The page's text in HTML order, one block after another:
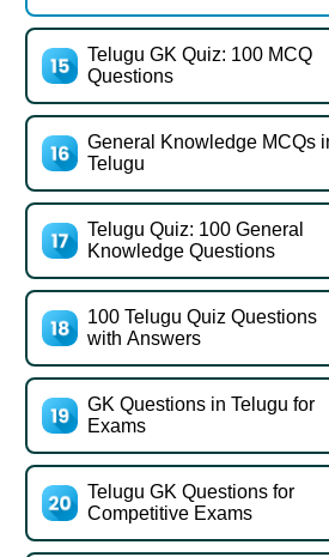
Telugu GK Quiz: 100 MCQ
Questions
General Knowledge MCQs
Telugu
Telugu Quiz: 100 General
Knowledge Questions
100 Telugu Quiz Questions
with Answers
GK Questions in Telugu for
Exams
Telugu GK Questions for
Competitive Exams